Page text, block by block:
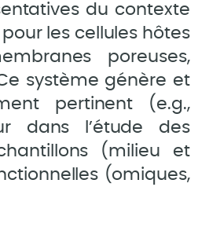
du contexte
les cellules hôtes
poreuses,
système génère et
pertinent (e.g.,
dans l’étude des
(milieu et
(omiques,